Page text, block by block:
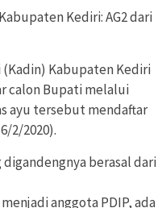
Kediri: AG2 dari
Kabupaten Kediri
calon Bupati melalui
ayu tersebut mendaftar
2/2020).
berasal dari
anggota PDIP, ada